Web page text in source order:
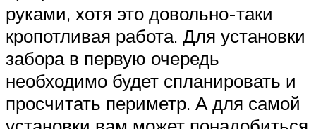
руками, хотя это довольно-таки
кропотливая работа. Для установки
забора в первую очередь
необходимо будет спланировать и
просчитать периметр. А для самой